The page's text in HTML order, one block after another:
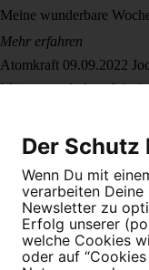
Meine wunderbare
Mehr erfahren
Atomkraft 09.09.2022
Meine wunderbare
Dein Engagement
Newsletter bestellen
Der Schutz
Wenn Du mit
verarbeiten Deine
Newsletter zu
Erfolg unserer
welche Cookies
oder auf